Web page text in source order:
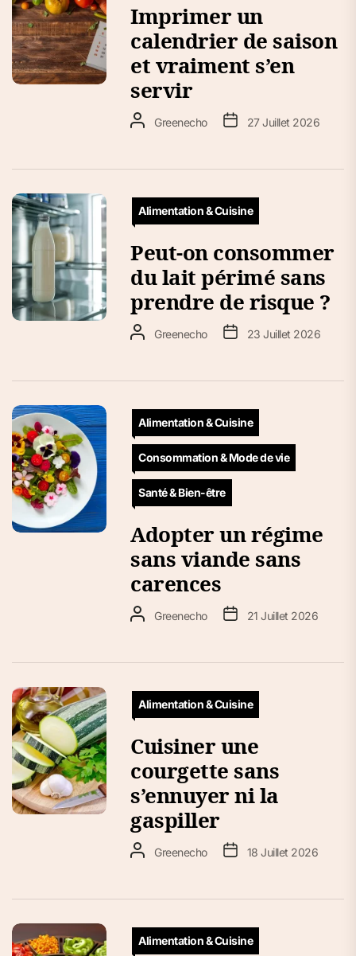
Imprimer un
calendrier de saison
et vraiment s’en
servir
Greenecho 27 Juillet 2026
Alimentation & Cuisine
Peut-on consommer
du lait périmé sans
prendre de risque ?
Greenecho 23 Juillet 2026
Alimentation & Cuisine
Consommation & Mode de vie
Santé & Bien-être
Adopter un régime
sans viande sans
carences
Greenecho 21 Juillet 2026
Alimentation & Cuisine
Cuisiner une
courgette sans
s’ennuyer ni la
gaspiller
Greenecho 18 Juillet 2026
Alimentation & Cuisine